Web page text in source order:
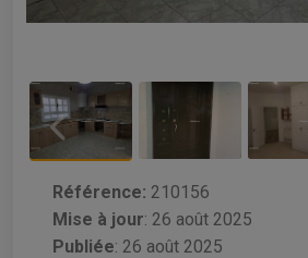
Référence: 210156
Mise à jour: 26 août 2025
Publiée: 26 août 2025